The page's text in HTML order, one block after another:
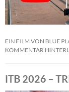
EIN FILM VON BLUE
KOMMENTAR
ITB 2026 –